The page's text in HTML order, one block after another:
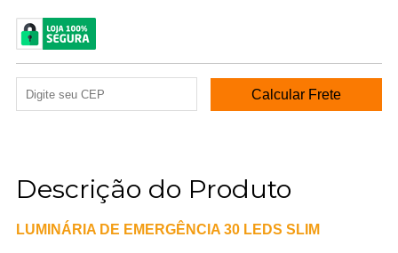
Descrição do Produto
LUMINÁRIA DE EMERGÊNCIA 30 LEDS SLIM